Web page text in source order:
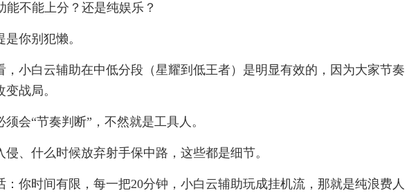
能不能上分？还是纯娱乐？
你别犯懒。
，小白云辅助在中低分段（星耀到低王者）是明显有效的，因为大家节奏
战局。
会“节奏判断”，不然就是工具人。
侵、什么时候放弃射手保中路，这些都是细节。
：你时间有限，每一把20分钟，小白云辅助玩成挂机流，那就是纯浪费人